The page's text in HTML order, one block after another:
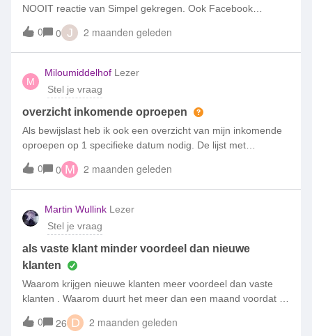
NOOIT reactie van Simpel gekregen. Ook Facebook
Messenger wordt niet beantwoord. Zojuist ontvang ik een
factuur van € 170,61 voor het afgekochte abonnement,
betreft nr x.Ik ben van mening dat de factuur onjuist is.
Meerdere zaken vallen mij op.1. De afkoopsom is te hoog.
Er wordt € 165,46 in rekening gebracht. Terwijl € 149,52 als
afkoopsom is afgesproken.2. Het abonnement loopt blijkens
de nieuwe factuur onterecht door, terwijl het abonnement is
afgekocht. En ik hiervoor een afkoopsom van € 149,52 zou
betalen.Ik wens dat de factuur wordt herzien. Ik zie graag
onnavolgbare aanmaning voor € 0,50. Terwijl het
0 0 J 2 maanden geleden
M
Miloumiddelhof Lezer
Stel je vraag
overzicht inkomende oproepen
Als bewijslast heb ik ook een overzicht van mijn inkomende
oproepen op 1 specifieke datum nodig. De lijst met
inkomende oproepen in mijn telefoontoestel is niet
voldoende omdat je hier ook de mogelijkheid hebt om deze
te verwijderen. Is het mogelijk om deze toegestuurd te
krijgen?
0 0 M 2 maanden geleden
Martin Wullink Lezer
Stel je vraag
als vaste klant minder voordeel dan nieuwe
klanten
Waarom krijgen nieuwe klanten meer voordeel dan vaste
klanten . Waarom duurt het meer dan een maand voordat ik
antwoord krijg op mijn vraag via een ingevuld formulier. En
waarom is Simpel zo slecht bereikbaar via de mail en is er
0 26 D 2 maanden geleden